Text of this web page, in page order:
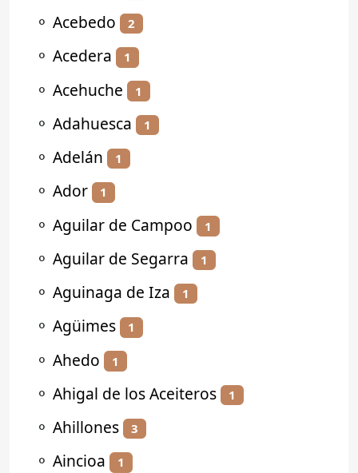
⚬ Acebedo 2
⚬ Acedera 1
⚬ Acehuche 1
⚬ Adahuesca 1
⚬ Adelán 1
⚬ Ador 1
⚬ Aguilar de Campoo 1
⚬ Aguilar de Segarra 1
⚬ Aguinaga de Iza 1
⚬ Agüimes 1
⚬ Ahedo 1
⚬ Ahigal de los Aceiteros 1
⚬ Ahillones 3
⚬ Aincioa 1